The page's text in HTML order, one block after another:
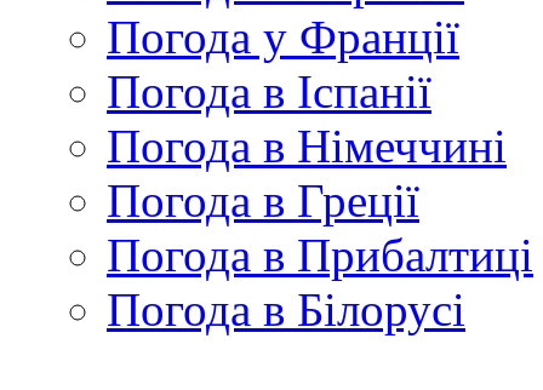
Погода у Франції
Погода в Іспанії
Погода в Німеччині
Погода в Греції
Погода в Прибалтиці
Погода в Білорусі